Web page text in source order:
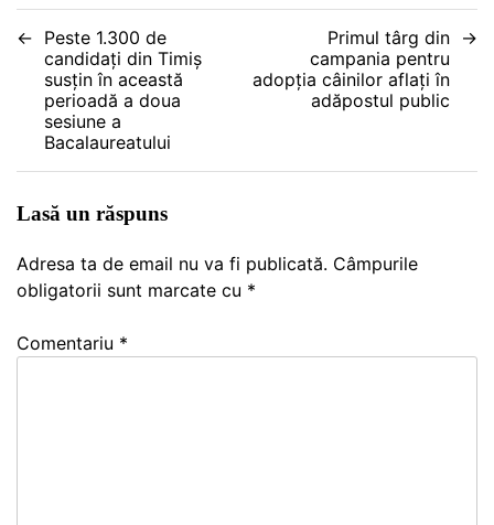
Navigare
articole
Peste 1.300 de
candidați din Timiș
susțin în această
perioadă a doua
sesiune a
Bacalaureatului
Primul târg din
campania pentru
adopția câinilor aflați în
adăpostul public
Lasă un răspuns
Adresa ta de email nu va fi publicată. Câmpurile
obligatorii sunt marcate cu *
Comentariu *